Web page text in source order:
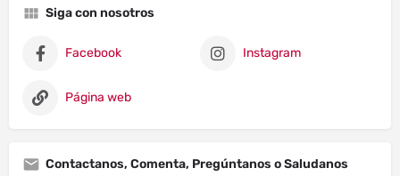
Siga con nosotros
Facebook Instagram
Página web
Contactanos, Comenta, Pregúntanos o Saludanos